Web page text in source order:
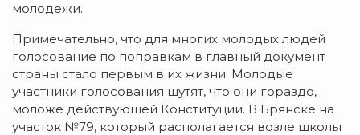
молодежи.
Примечательно, что для многих молодых людей
голосование по поправкам в главный документ
страны стало первым в их жизни. Молодые
участники голосования шутят, что они гораздо,
моложе действующей Конституции. В Брянске на
участок №79, который располагается возле школы